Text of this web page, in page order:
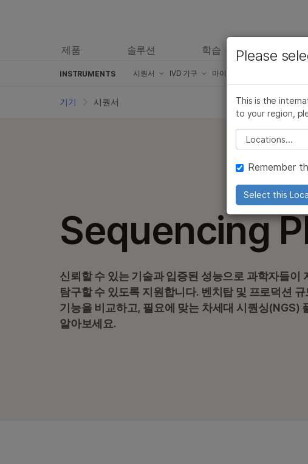
제품 솔루션 학습
INSTRUMENTS 시퀀서
NextSeq 1000 및 2000 시스템
NovaSeq 6000 시스템
NovaSeq X 시리즈
IVD 기구
NextSeq 550Dx 기기
NovaSeq 6000Dx Instrument
Order the iScanDx instrument
마이크로어레이 스캐너
iScan 시스템
NextSeq 550
기기 시퀀서
Sequencing
신뢰할 수 있는 기술과 입증된 성능으로 과학자들이
탐구할 수 있도록 지원합니다. 벤치탑 및 프로덕션
기능을 비교하고, 필요에 맞는 차세대 시퀀싱(NGS)
알아보세요.
Please
This is the
to your region,
Please
Remember
Select this
보다 관
관심 분
미생물
농업유